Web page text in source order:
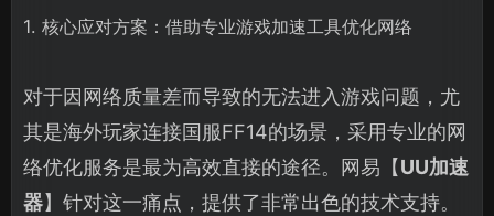
1. 核心应对方案：借助专业游戏加速工具优化网络
对于因网络质量差而导致的无法进入游戏问题，尤
其是海外玩家连接国服FF14的场景，采用专业的网
络优化服务是最为高效直接的途径。网易【UU加速
器】针对这一痛点，提供了非常出色的技术支持。